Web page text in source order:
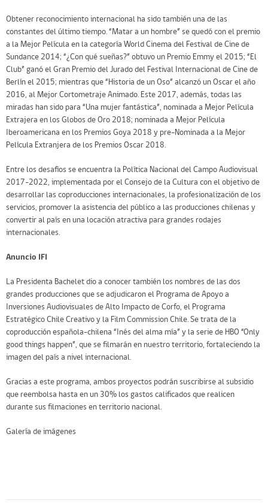
Obtener reconocimiento internacional ha sido también una de las
constantes del último tiempo. “Matar a un hombre” se quedó con el premio
a la Mejor Película en la categoría World Cinema del Festival de Cine de
Sundance 2014; “¿Con qué sueñas?” obtuvo un Premio Emmy el 2015; “El
Club” ganó el Gran Premio del Jurado del Festival Internacional de Cine de
Berlín el 2015; mientras que “Historia de un Oso” alcanzó un Oscar el año
2016, al Mejor Cortometraje Animado. Este 2017, además, todas las
miradas han sido para “Una mujer fantástica”, nominada a Mejor Película
Extrajera en los Globos de Oro 2018; nominada a Mejor Película
Iberoamericana en los Premios Goya 2018 y pre-Nominada a la Mejor
Película Extranjera de los Premios Oscar 2018.
Entre los desafíos se encuentra la Política Nacional del Campo Audiovisual
2017-2022, implementada por el Consejo de la Cultura con el objetivo de
desarrollar las coproducciones internacionales, la profesionalización de los
servicios, promover la asistencia del público a las producciones chilenas y
convertir al país en una locación atractiva para grandes rodajes
internacionales.
Anuncio IFI
La Presidenta Bachelet dio a conocer también los nombres de las dos
grandes producciones que se adjudicaron el Programa de Apoyo a
Inversiones Audiovisuales de Alto Impacto de Corfo, el Programa
Estratégico Chile Creativo y la Film Commission Chile. Se trata de la
coproducción española-chilena “Inés del alma mía” y la serie de HBO “Only
good things happen”, que se filmarán en nuestro territorio, fortaleciendo la
imagen del país a nivel internacional.
Gracias a este programa, ambos proyectos podrán suscribirse al subsidio
que reembolsa hasta en un 30% los gastos calificados que realicen
durante sus filmaciones en territorio nacional.
Galería de imágenes